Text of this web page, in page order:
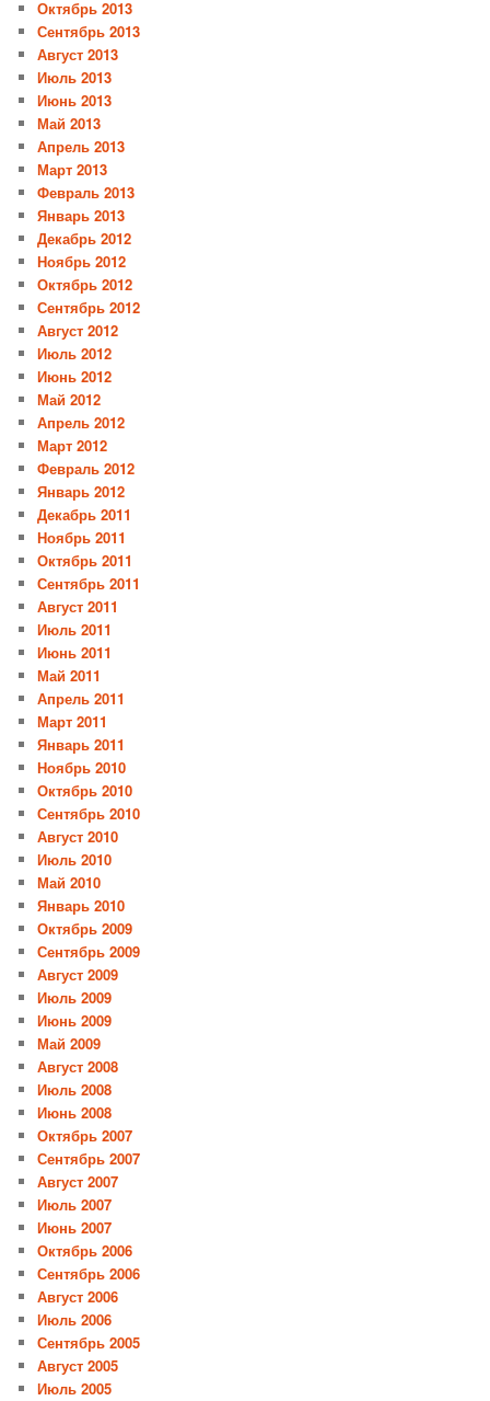
Октябрь 2013
Сентябрь 2013
Август 2013
Июль 2013
Июнь 2013
Май 2013
Апрель 2013
Март 2013
Февраль 2013
Январь 2013
Декабрь 2012
Ноябрь 2012
Октябрь 2012
Сентябрь 2012
Август 2012
Июль 2012
Июнь 2012
Май 2012
Апрель 2012
Март 2012
Февраль 2012
Январь 2012
Декабрь 2011
Ноябрь 2011
Октябрь 2011
Сентябрь 2011
Август 2011
Июль 2011
Июнь 2011
Май 2011
Апрель 2011
Март 2011
Январь 2011
Ноябрь 2010
Октябрь 2010
Сентябрь 2010
Август 2010
Июль 2010
Май 2010
Январь 2010
Октябрь 2009
Сентябрь 2009
Август 2009
Июль 2009
Июнь 2009
Май 2009
Август 2008
Июль 2008
Июнь 2008
Октябрь 2007
Сентябрь 2007
Август 2007
Июль 2007
Июнь 2007
Октябрь 2006
Сентябрь 2006
Август 2006
Июль 2006
Сентябрь 2005
Август 2005
Июль 2005